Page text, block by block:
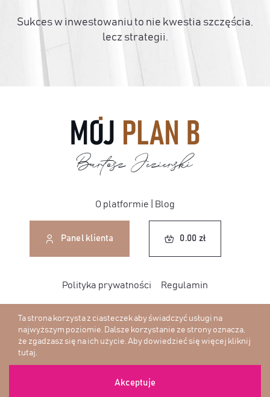
Sukces w inwestowaniu to nie kwestia szczęścia,
lecz strategii.
O platformie Blog
Panel klienta 0.00 zł
Polityka prywatności Regulamin
© Copyright - 2026 | Wszelkie prawa zastrzeżone
Ta strona korzysta z ciasteczek aby świadczyć usługi na
najwyższym poziomie. Dalsze korzystanie ze strony oznacza,
że zgadzasz się na ich użycie. Aby dowiedzieć się więcej kliknij
tutaj.
Akceptuje